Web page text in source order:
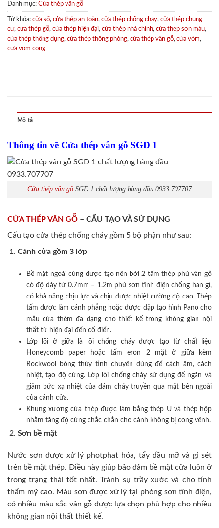
Danh mục: Cửa thép vân gỗ
Từ khóa: cửa sổ, cửa thép an toàn, cửa thép chống cháy, cửa thép chung
cư, cửa thép gỗ, cửa thép hiện đại, cửa thép nhà chính, cửa thép sơn màu,
cửa thép thông dụng, cửa thép thông phòng, cửa thép vân gỗ, cửa vòm,
cửa vòm cong
Mô tả
Thông tin về Cửa thép vân gỗ SGD 1
Cửa thép vân gỗ SGD 1 chất lượng hàng đầu 0933.707707
CỬA THÉP VÂN GỖ – CẤU TẠO VÀ SỬ DỤNG
Cấu tạo cửa thép chống cháy gồm 5 bộ phận như sau:
Cánh cửa gồm 3 lớp
Bề mặt ngoài cùng được tạo nên bởi 2 tấm thép phủ vân gỗ
có độ dày từ 0.7mm – 1.2m phủ sơn tĩnh điện chống han gỉ,
có khả năng chịu lực và chịu được nhiệt cường độ cao. Thép
tấm được làm cánh phẳng hoặc được dập tạo hình Pano cho
mẫu cửa thêm đa dạng cho thiết kế trong không gian nội
thất từ hiện đại đến cổ điển.
Lớp lõi ở giữa là lõi chống cháy được tạo từ chất liệu
Honeycomb paper hoặc tấm eron 2 mặt ở giữa kèm
Rockwool bông thủy tinh chuyên dùng để cách âm, cách
nhiệt, tạo độ cứng. Lớp lõi chống cháy sử dụng để ngăn và
giảm bức xạ nhiệt của đám cháy truyền qua mặt bên ngoài
của cánh cửa.
Khung xương cửa thép được làm bằng thép U và thép hộp
nhằm tăng độ cứng chắc chắn cho cánh không bị cong vênh.
Sơn bề mặt
Nước sơn được xử lý photphat hóa, tẩy dầu mỡ và gỉ sét
trên bề mặt thép. Điều này giúp bảo đảm bề mặt cửa luôn ở
trong trạng thái tốt nhất. Tránh sự trầy xước và cho tính
thẩm mỹ cao. Màu sơn được xử lý tại phòng sơn tĩnh điện,
có nhiều màu sắc vân gỗ được lựa chọn phù hợp cho nhiều
không gian nội thất thiết kế.